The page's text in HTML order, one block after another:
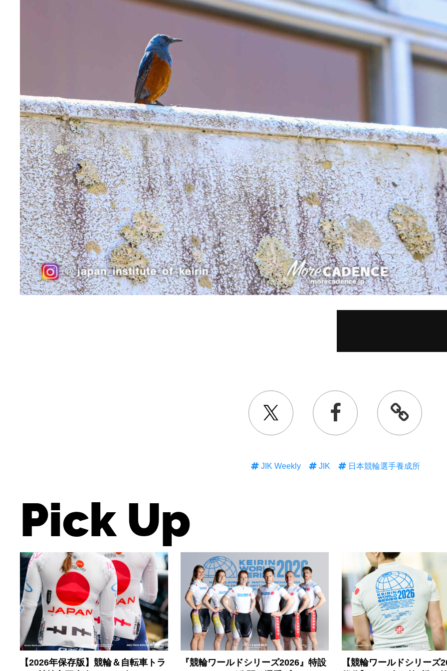
JIK Weekly JIK 日本競輪選手養成所
Pick Up
【2026年保存版】競輪＆自転車トラ
『競輪ワールドシリーズ2026』特設
【競輪ワールドシリーズ